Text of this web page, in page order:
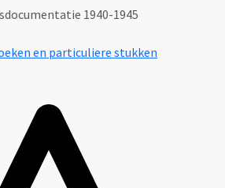
1940-1945
en particuliere stukken